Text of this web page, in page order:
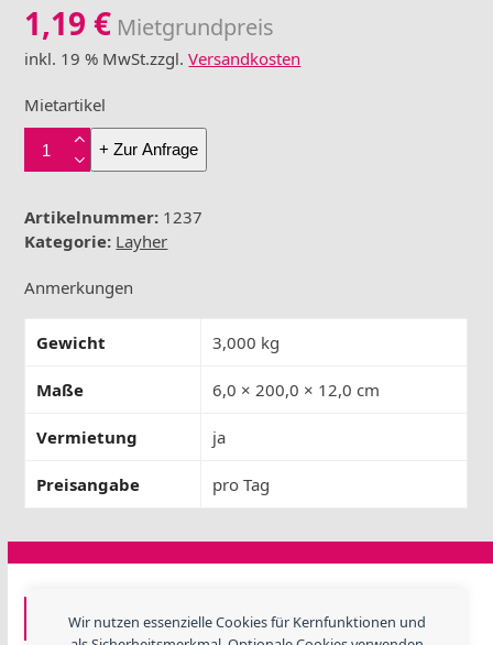
Wir nutzen essenzielle Cookies für Kernfunktionen und
1,19€ Mietgrundpreis
inkl. 19 % MwSt.zzgl.Versandkosten
Mietartikel
Layher
Sicherung
T9
Menge
+ Zur Anfrage
Artikelnummer: 1237
Kategorie: Layher
Anmerkungen
Gewicht 3,000 kg
Maße 6,0 × 200,0 × 12,0 cm
Vermietung ja
Preisangabe pro Tag
GF EVENTTECHNIK